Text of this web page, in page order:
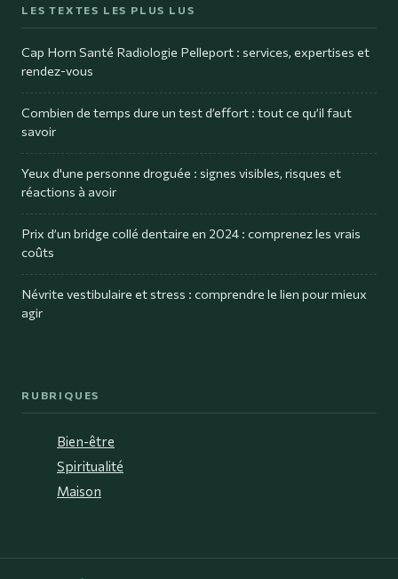
LES TEXTES LES PLUS LUS
Cap Horn Santé Radiologie Pelleport : services, expertises et
rendez-vous
Combien de temps dure un test d’effort : tout ce qu’il faut
savoir
Yeux d'une personne droguée : signes visibles, risques et
réactions à avoir
Prix d’un bridge collé dentaire en 2024 : comprenez les vrais
coûts
Névrite vestibulaire et stress : comprendre le lien pour mieux
agir
RUBRIQUES
Bien-être
Spiritualité
Maison